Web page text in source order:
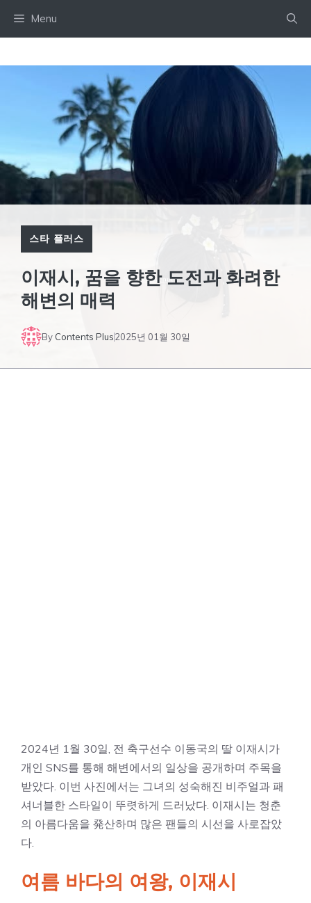
Menu
스타 플러스
이재시, 꿈을 향한 도전과 화려한
해변의 매력
By Contents Plus2025년 01월 30일
2024년 1월 30일, 전 축구선수 이동국의 딸 이재시가
개인 SNS를 통해 해변에서의 일상을 공개하며 주목을
받았다. 이번 사진에서는 그녀의 성숙해진 비주얼과 패
셔너블한 스타일이 뚜렷하게 드러났다. 이재시는 청춘
의 아름다움을 発산하며 많은 팬들의 시선을 사로잡았
다.
여름 바다의 여왕, 이재시